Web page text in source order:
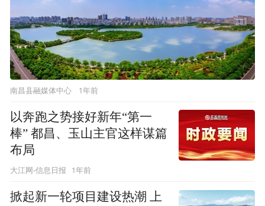
南昌县融媒体中心 1年前
以奔跑之势接好新年“第一
棒” 都昌、玉山主官这样谋篇
布局
大江网-信息日报 1年前
掀起新一轮项目建设热潮 上